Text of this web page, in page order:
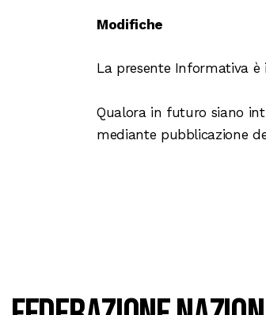
Modifiche
La presente Informativa è
Qualora in futuro siano
mediante pubblicazione